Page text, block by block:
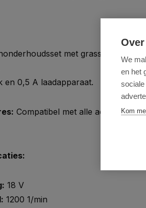
met grasschaar-,
en 0,5 A laadapparaat.
Compatibel met alle accu's en
18 V
1200 1/min
We
en het
sociale
Kom